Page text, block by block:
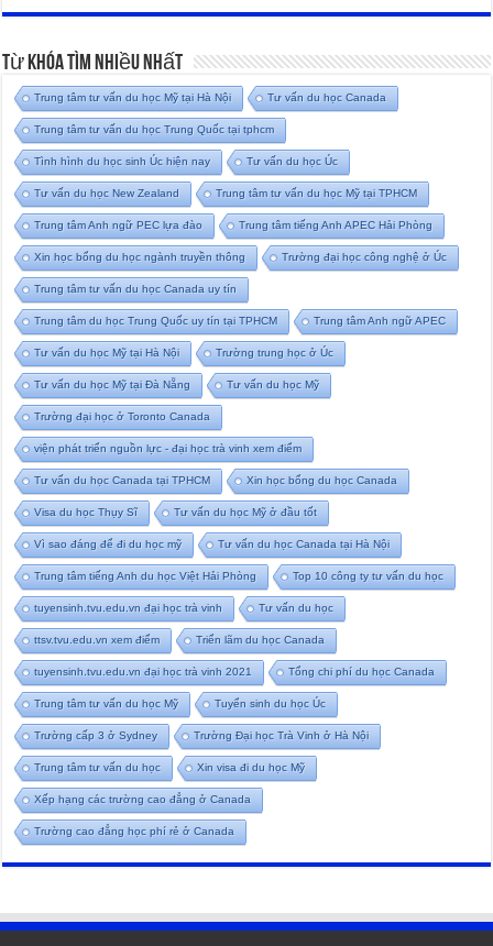
Từ Khóa Tìm Nhiều Nhất
Trung tâm tư vấn du học Mỹ tại Hà Nội Tư vấn du học Canada
Trung tâm tư vấn du học Trung Quốc tại tphcm
Tình hình du học sinh Úc hiện nay Tư vấn du học Úc
Tư vấn du học New Zealand Trung tâm tư vấn du học Mỹ tại TPHCM
Trung tâm Anh ngữ PEC lựa đào Trung tâm tiếng Anh APEC Hải Phòng
Xin học bổng du học ngành truyền thông Trường đại học công nghệ ở Úc
Trung tâm tư vấn du học Canada uy tín
Trung tâm du học Trung Quốc uy tín tại TPHCM Trung tâm Anh ngữ APEC
Tư vấn du học Mỹ tại Hà Nội Trường trung học ở Úc
Tư vấn du học Mỹ tại Đà Nẵng Tư vấn du học Mỹ
Trường đại học ở Toronto Canada
viện phát triển nguồn lực - đại học trà vinh xem điểm
Tư vấn du học Canada tại TPHCM Xin học bổng du học Canada
Visa du học Thụy Sĩ Tư vấn du học Mỹ ở đầu tốt
Vì sao đáng để đi du học mỹ Tư vấn du học Canada tại Hà Nội
Trung tâm tiếng Anh du học Việt Hải Phòng Top 10 công ty tư vấn du học
tuyensinh.tvu.edu.vn đại học trà vinh Tư vấn du học
ttsv.tvu.edu.vn xem điểm Triển lãm du học Canada
tuyensinh.tvu.edu.vn đại học trà vinh 2021 Tổng chi phí du học Canada
Trung tâm tư vấn du học Mỹ Tuyển sinh du học Úc
Trường cấp 3 ở Sydney Trường Đại học Trà Vinh ở Hà Nội
Trung tâm tư vấn du học Xin visa đi du học Mỹ
Xếp hạng các trường cao đẳng ở Canada
Trường cao đẳng học phí rẻ ở Canada